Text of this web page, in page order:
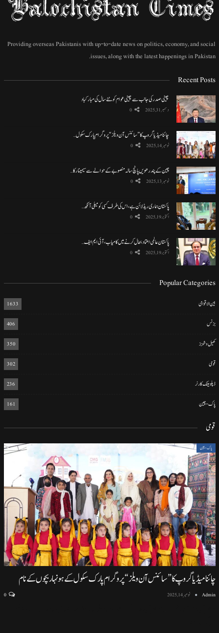
Providing overseas Pakistanis with up-to-date news on politics, economy, and social
issues, along with the latest happenings in Pakistan.
Recent Posts
چینی صدر کی جانب سے چینی عوام کو نئے سال کی مبارکباد
دسمبر 31, 2025 0
چائنا میڈیا گروپ کا ”سائنس آن ویلز“ پروگرام پارک سکول…
نومبر 14, 2025 0
چین کے پندرھویں پانچ سالہ منصوبے کے حوالے سے سیمینار کا…
نومبر 13, 2025 0
پاکستان ہماری ریڈ لائن ہے، اس کی طرف کسی کو میلی آنکھ…
اکتوبر 19, 2025 0
پاکستان عالمی اعتماد بحال کرنے میں کامیاب، آئی ایم ایف…
اکتوبر 19, 2025 0
Popular Categories
بین الاقوامی 1633
بزنس 406
کھیل و شوبز 350
قومی 302
ڈپلومیٹک کارنر 236
پاک-چین 161
قومی
پاک-چین
چائنا میڈیا گروپ کا ”سائنس آن ویلز“ پروگرام پارک سکول کے ہونہار بچوں کے نام
Admin نومبر 14, 2025 0